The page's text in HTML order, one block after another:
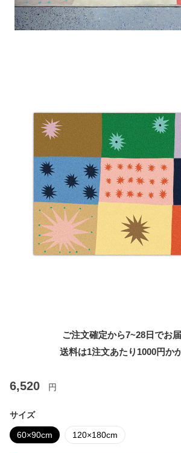
ご注文確定から7~28日でお
送料は1注文あたり 1000円か
6,520 円
サイズ
60×90cm 120×180cm